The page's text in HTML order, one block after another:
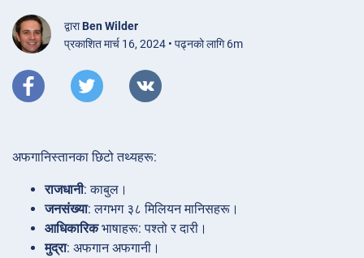
द्वाराBen Wilder
प्रकाशित मार्च 16, 2024 • पढ्नको लागि 6m
अफगानिस्तानका छिटो तथ्यहरू:
राजधानी: काबुल।
जनसंख्या: लगभग ३८ मिलियन मानिसहरू।
आधिकारिकभाषाहरू: पश्तो र दारी।
मुद्रा: अफगान अफगानी।